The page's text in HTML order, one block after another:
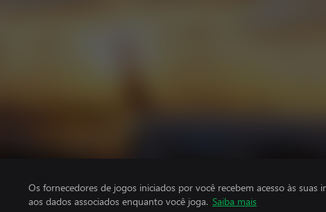
Os fornecedores de jogos iniciados por você recebem acesso às suas
aos dados associados enquanto você joga. Saiba mais